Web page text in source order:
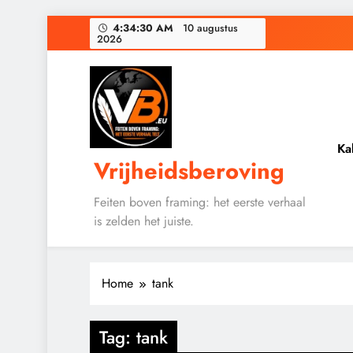
4:34:30 AM 10 augustus
2026
De medicatie die
Vrijheidsberoving
Feiten boven framing: het eerste verhaal
is zelden het juiste.
Home tank
Tag: tank
CONTROLE